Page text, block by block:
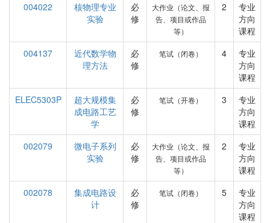
004022
核物理专业
实验
必
修
大作业（论文、报
告、项目或作品
等）
2
专业
方向
课程
004137
近代数学物
理方法
必
修
笔试（闭卷） 4
专业
方向
课程
ELEC5303P
超大规模集
成电路工艺
学
必
修
笔试（开卷） 3
专业
方向
课程
002079
微电子系列
实验
必
修
大作业（论文、报
告、项目或作品
等）
2
专业
方向
课程
002078
集成电路设
计
必
修
笔试（闭卷） 5
专业
方向
课程